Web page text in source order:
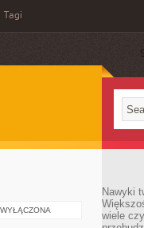
Tagi
Nawyki
wiele